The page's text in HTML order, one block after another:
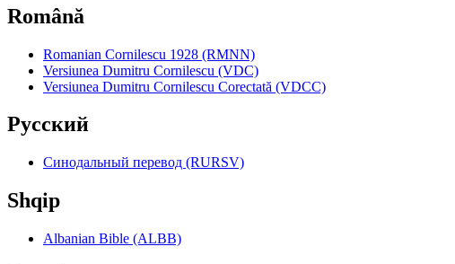
Română
Romanian Cornilescu 1928 (RMNN)
Versiunea Dumitru Cornilescu (VDC)
Versiunea Dumitru Cornilescu Corectată (VDCC)
Pyccкий
Синодальный перевод (RURSV)
Shqip
Albanian Bible (ALBB)